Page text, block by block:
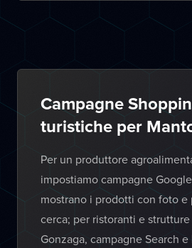
Campagne
turistiche per
Per un produttore
impostiamo campagne
mostrano i prodotti con foto e
cerca; per ristoranti e
Gonzaga, campagne Search